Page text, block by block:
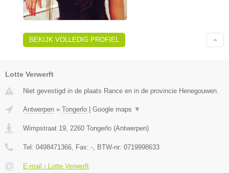
BEKIJK VOLLEDIG PROFIEL
Lotte Verwerft
Niet gevestigd in de plaats Rance en in de provincie Henegouwen.
Antwerpen » Tongerlo Google maps ▼
Wimpstraat 19 2260 Tongerlo (Antwerpen)
Tel: 0498471366 , Fax: - , BTW-nr: 0719998633
E-mail › Lotte Verwerft